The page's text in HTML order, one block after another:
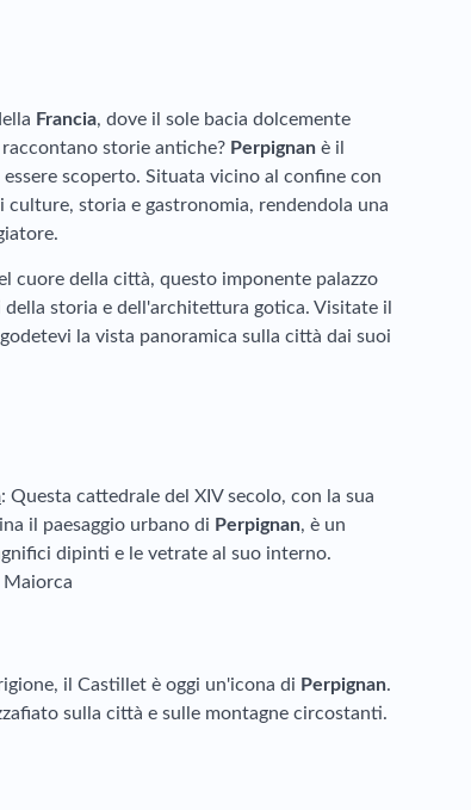
Francia, dove il sole bacia dolcemente
storie antiche? Perpignan è il
scoperto. Situata vicino al confine con
culture, storia e gastronomia, rendendola una
cuore della città, questo imponente palazzo
storia e dell'architettura gotica. Visitate il
la vista panoramica sulla città dai suoi
: Questa cattedrale del XIV secolo, con la sua
il paesaggio urbano di Perpignan, è un
dipinti e le vetrate al suo interno.
Maiorca
il Castillet è oggi un'icona di Perpignan.
sulla città e sulle montagne circostanti.